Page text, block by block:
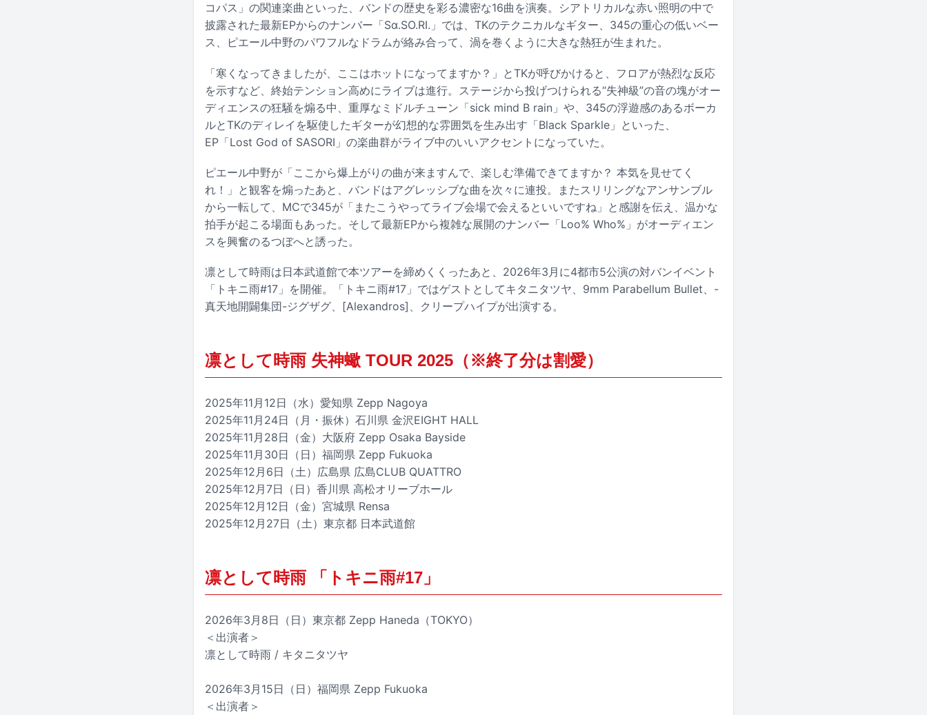
コパス」の関連楽曲といった、バンドの歴史を彩る濃密な16曲を演奏。シアトリカルな赤い照明の中で
披露された最新EPからのナンバー「Sα.SO.RI.」では、TKのテクニカルなギター、345の重心の低いベー
ス、ピエール中野のパワフルなドラムが絡み合って、渦を巻くように大きな熱狂が生まれた。
「寒くなってきましたが、ここはホットになってますか？」とTKが呼びかけると、フロアが熱烈な反応
を示すなど、終始テンション高めにライブは進行。ステージから投げつけられる“失神級”の音の塊がオー
ディエンスの狂騒を煽る中、重厚なミドルチューン「sick mind B rain」や、345の浮遊感のあるボーカ
ルとTKのディレイを駆使したギターが幻想的な雰囲気を生み出す「Black Sparkle」といった、
EP「Lost God of SASORI」の楽曲群がライブ中のいいアクセントになっていた。
ピエール中野が「ここから爆上がりの曲が来ますんで、楽しむ準備できてますか？ 本気を見せてく
れ！」と観客を煽ったあと、バンドはアグレッシブな曲を次々に連投。またスリリングなアンサンブル
から一転して、MCで345が「またこうやってライブ会場で会えるといいですね」と感謝を伝え、温かな
拍手が起こる場面もあった。そして最新EPから複雑な展開のナンバー「Loo% Who%」がオーディエン
スを興奮のるつぼへと誘った。
凛として時雨は日本武道館で本ツアーを締めくくったあと、2026年3月に4都市5公演の対バンイベント
「トキニ雨#17」を開催。「トキニ雨#17」ではゲストとしてキタニタツヤ、9mm Parabellum Bullet、-
真天地開闢集団-ジグザグ、[Alexandros]、クリープハイプが出演する。
凛として時雨 失神蠍 TOUR 2025（※終了分は割愛）
2025年11月12日（水）愛知県 Zepp Nagoya
2025年11月24日（月・振休）石川県 金沢EIGHT HALL
2025年11月28日（金）大阪府 Zepp Osaka Bayside
2025年11月30日（日）福岡県 Zepp Fukuoka
2025年12月6日（土）広島県 広島CLUB QUATTRO
2025年12月7日（日）香川県 高松オリーブホール
2025年12月12日（金）宮城県 Rensa
2025年12月27日（土）東京都 日本武道館
凛として時雨 「トキニ雨#17」
2026年3月8日（日）東京都 Zepp Haneda（TOKYO）
＜出演者＞
凛として時雨 / キタニタツヤ
2026年3月15日（日）福岡県 Zepp Fukuoka
＜出演者＞